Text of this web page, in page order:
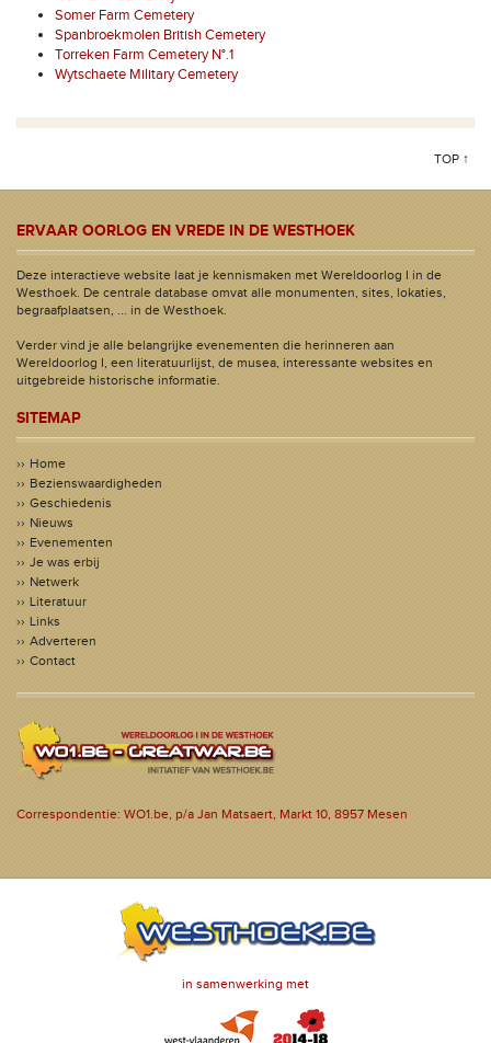
Somer Farm Cemetery
Spanbroekmolen British Cemetery
Torreken Farm Cemetery N°.1
Wytschaete Military Cemetery
TOP ↑
ERVAAR OORLOG EN VREDE IN DE WESTHOEK
Deze interactieve website laat je kennismaken met Wereldoorlog I in de
Westhoek. De centrale database omvat alle monumenten, sites, lokaties,
begraafplaatsen, ... in de Westhoek.
Verder vind je alle belangrijke evenementen die herinneren aan
Wereldoorlog I, een literatuurlijst, de musea, interessante websites en
uitgebreide historische informatie.
SITEMAP
Home
Bezienswaardigheden
Geschiedenis
Nieuws
Evenementen
Je was erbij
Netwerk
Literatuur
Links
Adverteren
Contact
Correspondentie: WO1.be, p/a Jan Matsaert, Markt 10, 8957 Mesen
in samenwerking met